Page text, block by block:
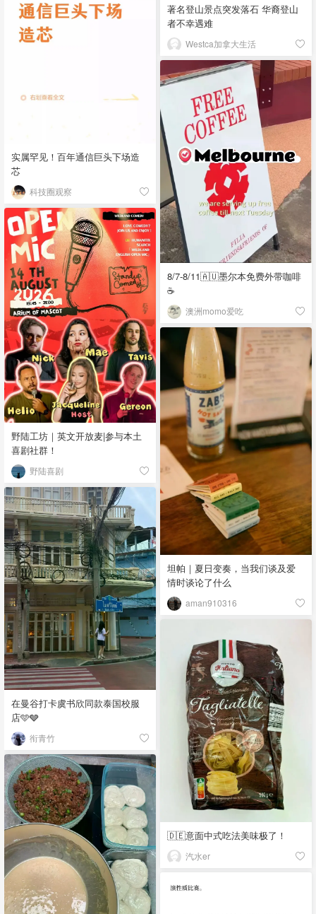
著名登山景点突发落石 华裔登山
者不幸遇难
Westca加拿大生活
实属罕见！百年通信巨头下场造
芯
科技圈观察
8/7-8/11🇦🇺墨尔本免费外带咖啡
☕
澳洲momo爱吃
野陆工坊｜英文开放麦|参与本土
喜剧社群！
野陆喜剧
坦帕｜夏日变奏，当我们谈及爱
情时谈论了什么
aman910316
在曼谷打卡虞书欣同款泰国校服
店🩵🩶
衔青竹
🇩🇪意面中式吃法美味极了！
汽水er